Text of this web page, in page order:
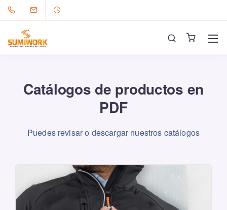
Catálogos de productos en
PDF
Puedes revisar o descargar nuestros catálogos